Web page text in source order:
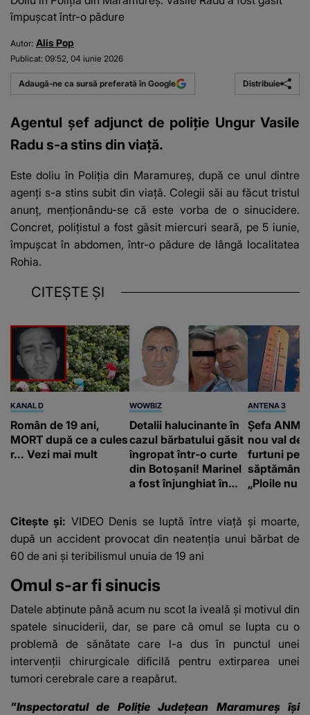
împușcat într-o pădure
Autor: Alis Pop
Publicat: 09:52, 04 iunie 2026
Adaugă-ne ca sursă preferată în Google Distribuie
Agentul șef adjunct de poliție Ungur Vasile
Radu s-a stins din viață.
Este doliu în Poliția din Maramureș, după ce unul dintre
agenți s-a stins subit din viață. Colegii săi au făcut tristul
anunț, menționându-se că este vorba de o sinucidere.
Concret, polițistul a fost găsit miercuri seară, pe 5 iunie,
împușcat în abdomen, într-o pădure de lângă localitatea
Rohia.
CITEȘTE ȘI
KANAL D
Român de 19 ani,
MORT după ce a cules
r... Vezi mai mult
WOWBIZ
Detalii halucinante în
cazul bărbatului găsit
îngropat într-o curte
din Botoșani! Marinel
a fost înjunghiat în
suspecți
ANTENA 3
Șefa ANM
nou val de
furtuni
„Ploile nu
Citește și: VIDEO Denis se luptă între viață și moarte,
după un accident provocat din neatenția unui bărbat de
60 de ani și teribilismul unuia de 19 ani
Omul s-ar fi sinucis
Datele abținute până acum nu scot la iveală și motivul din
spatele sinuciderii, dar, se pare că omul se lupta cu o
problemă de sănătate care l-a dus în punctul unei
intervenții chirurgicale dificilă pentru extirparea unei
tumori cerebrale care a reapărut.
”Inspectoratul de Poliție Județean Maramureș își